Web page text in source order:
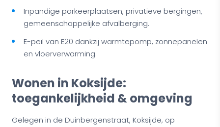
Inpandige parkeerplaatsen, privatieve bergingen,
gemeenschappelijke afvalberging.
E-peil van E20 dankzij warmtepomp, zonnepanelen
en vloerverwarming.
Wonen in Koksijde:
toegankelijkheid & omgeving
Gelegen in de Duinbergenstraat, Koksijde, op